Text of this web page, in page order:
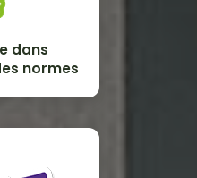
dans
normes